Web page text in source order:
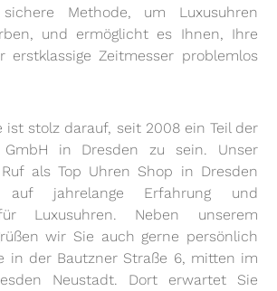
Methode, um Luxusuhren
und ermöglicht es Ihnen, Ihre
erstklassige Zeitmesser problemlos
ist stolz darauf, seit 2008 ein Teil der
GmbH in Dresden zu sein. Unser
als Top Uhren Shop in Dresden
jahrelange Erfahrung und
Luxusuhren. Neben unserem
wir Sie auch gerne persönlich
in der Bautzner Straße 6, mitten im
Neustadt. Dort erwartet Sie